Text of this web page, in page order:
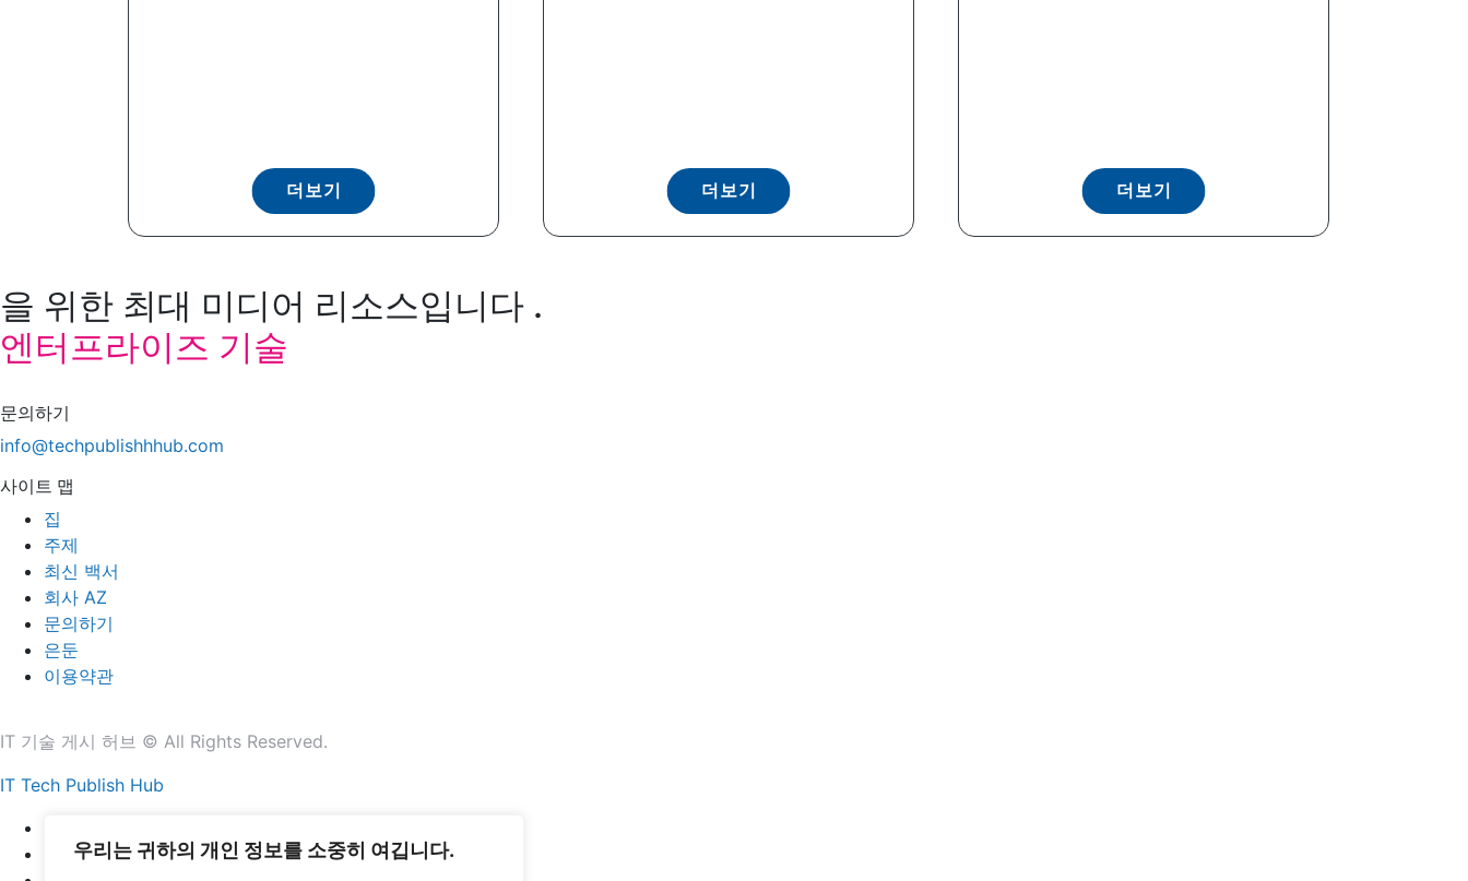
우리는 귀하의 개인 정보를 소중히 여깁니다.
더보기 더보기 더보기
을 위한 최대 미디어 리소스입니다 .
엔터프라이즈 기술
문의하기
info@techpublishhhub.com
사이트 맵
집
주제
최신 백서
회사 AZ
문의하기
은둔
이용약관
IT 기술 게시 허브 © All Rights Reserved.
IT Tech Publish Hub
주제